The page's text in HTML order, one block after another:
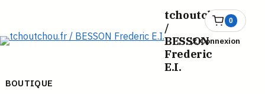
contenu
tchoutchou.fr
/
BESSON
Frederic
E.I.
BOUTIQUE
0
Ouvrir
le
panier
Connexion